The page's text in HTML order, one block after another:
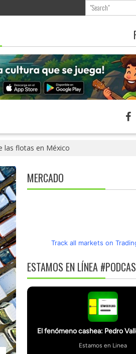
las flotas en México
MERCADO
Track all markets on
ESTAMOS EN LÍNEA